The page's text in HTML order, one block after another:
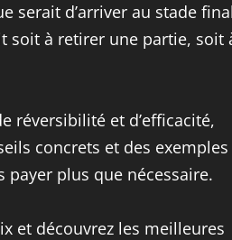
serait d’arriver au stade
soit à retirer une partie, soit
réversibilité et d’efficacité,
concrets et des exemples
plus que nécessaire.
et découvrez les meilleures